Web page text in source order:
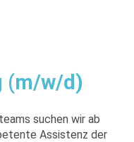
(m/w/d)
suchen wir ab
Assistenz der